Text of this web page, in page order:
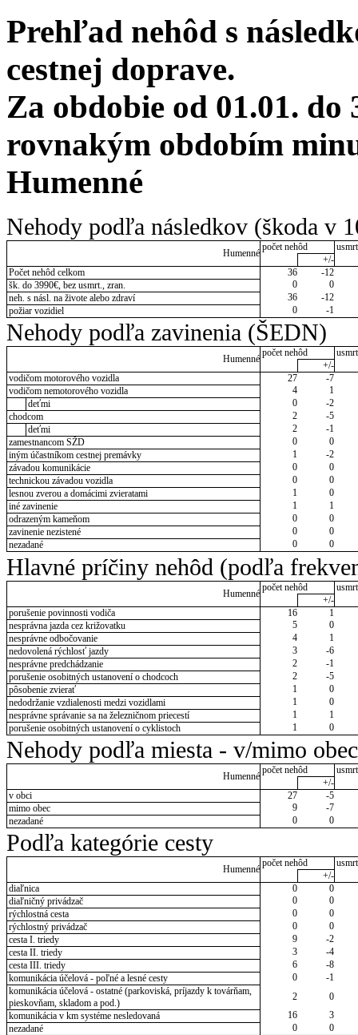
Prehľad nehôd s
cestnej doprave.
Za obdobie od 01.01. do
rovnakým obdobím
Humenné
Nehody podľa následkov (škoda v
Humenné
počet nehôd
+/-
Počet nehôd celkom
36
-12
šk. do 3990€, bez usmrt., zran.
0
0
neh. s násl. na živote alebo zdraví
36
-12
požiar vozidiel
0 -1
Nehody podľa zavinenia (ŠEDN)
Humenné
počet nehôd
+/-
vodičom motorového vozidla
27
-7
vodičom nemotorového vozidla
4
1
deťmi
0
-2
chodcom
2
-5
deťmi
2
-1
zamestnancom SŽD
0
0
iným účastníkom cestnej premávky
1
-2
závadou komunikácie
0
0
technickou závadou vozidla
0
0
lesnou zverou a domácimi zvieratami
1
0
iné zavinenie
1
1
odrazeným kameňom
0
0
zavinenie nezistené
0
0
nezadané
0 0
Hlavné príčiny nehôd (podľa
Humenné
počet nehôd
+/-
porušenie povinnosti vodiča
16
1
nesprávna jazda cez križovatku
5
0
nesprávne odbočovanie
4
1
nedovolená rýchlosť jazdy
3
-6
nesprávne predchádzanie
2
-1
porušenie osobitných ustanovení o chodcoch
2
-5
pôsobenie zvierať
1
0
nedodržanie vzdialenosti medzi vozidlami
1
0
nesprávne správanie sa na železničnom priecestí
1
1
porušenie osobitných ustanovení o cyklistoch
1 0
Nehody podľa miesta - v/mimo obec
Humenné
počet nehôd
+/-
v obci
27
-5
mimo obec
9
-7
nezadané
0 0
Podľa kategórie cesty
Humenné
počet nehôd
+/-
diaľnica
0
0
diaľničný privádzač
0
0
rýchlostná cesta
0
0
rýchlostný privádzač
0
0
cesta I. triedy
9
-2
cesta II. triedy
3
-4
cesta III. triedy
6
-8
komunikácia účelová - poľné a lesné cesty
0
-1
komunikácia účelová - ostatné (parkoviská, príjazdy k továrňam,
pieskovňam, skladom a pod.)
2
0
komunikácia v km systéme nesledovaná
16
3
nezadané
0 0